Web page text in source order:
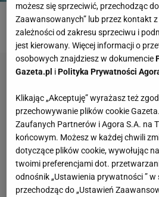
możesz się sprzeciwić, przechodząc
Zaawansowanych” lub przez kontakt
zależności od zakresu sprzeciwu i
jest kierowany. Więcej informacji o
osobowych znajdziesz w dokumencie
Gazeta.pl iPolityka Prywatności
Klikając „Akceptuję” wyrażasz też
przechowywanie plików cookie
Zaufanych Partnerów i Agora S.A. na
końcowym. Możesz w każdej chwili
dotyczące plików cookie, wywołując
twoimi preferencjami dot.
odnośnik „Ustawienia prywatności ” w
przechodząc do „Ustawień